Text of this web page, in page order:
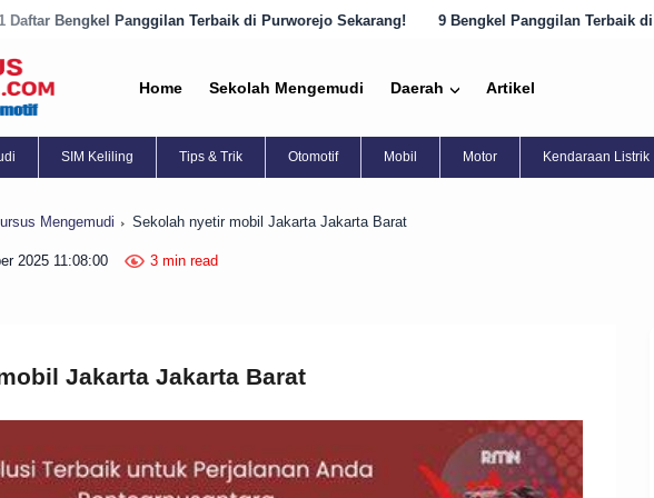
Terbaik di Purworejo Sekarang! 9 Bengkel Panggilan Terbaik di Semarang yang Harus
Home Sekolah Mengemudi Daerah Artikel
SIM Keliling Tips & Trik Otomotif Mobil Motor Kendaraan Listrik
Mengemudi Sekolah nyetir mobil Jakarta Jakarta Barat
2025 11:08:00 3 min read
Jakarta Jakarta Barat